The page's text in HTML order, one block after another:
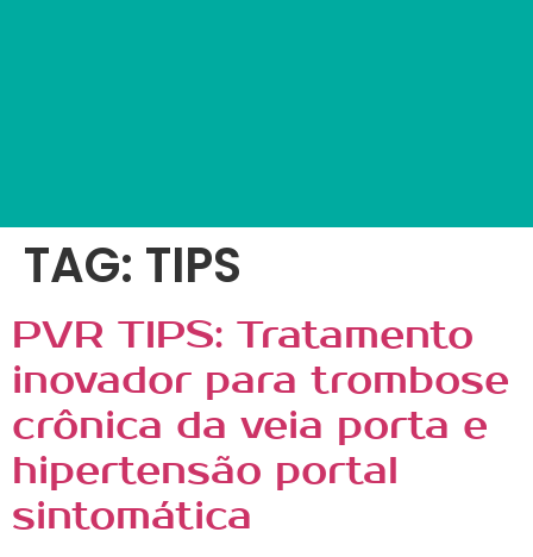
TAG: TIPS
PVR TIPS: Tratamento
inovador para trombose
crônica da veia porta e
hipertensão portal
sintomática